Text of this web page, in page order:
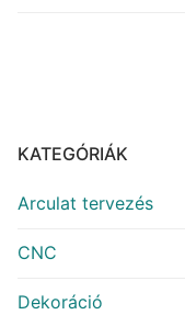
KATEGÓRIÁK
Arculat tervezés
CNC
Dekoráció